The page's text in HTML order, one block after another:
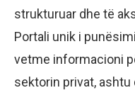
strukturuar dhe të
Portali unik i
vetme informacioni
sektorin privat, ashtu